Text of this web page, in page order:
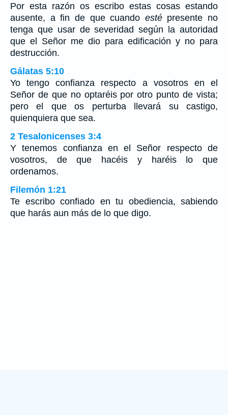
Por esta razón os escribo estas cosas estando
ausente, a fin de que cuando estépresente no
tenga que usar de severidad según la autoridad
que el Señor me dio para edificación y no para
destrucción.
Gálatas 5:10
Yo tengo confianza respecto a vosotros en el
Señor de que no optaréis por otro punto de vista;
pero el que os perturba llevará su castigo,
quienquiera que sea.
2 Tesalonicenses 3:4
Y tenemos confianza en el Señor respecto de
vosotros, de que hacéis y haréis lo que
ordenamos.
Filemón 1:21
Te escribo confiado en tu obediencia, sabiendo
que harás aun más de lo que digo.